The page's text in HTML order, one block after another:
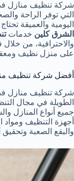
شركة تنظيف منازل فى
التي توفر الراحة
اليومية والعميقة
الشرق كلين خدمات
والاحترافية، من
على منزل نظيف ومعقم
أفضل شركة تنظيف
شركة تنظيف منازل
الطويلة في مجال
جميع أنواع المنازل
أجهزة التنظيف ومواد
والبقع الصعبة